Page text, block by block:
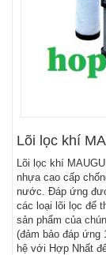
Lõi lọc khí
Lõi lọc khí
nhựa cao cấp
nước. Đáp ứng
các loại lõi lọc để
sản phẩm của
(đảm bảo đáp ứng
hệ với Hợp Nhất